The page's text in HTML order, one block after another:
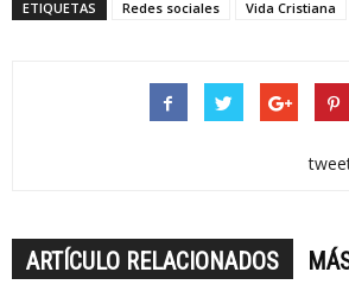
ETIQUETAS Redes sociales Vida Cristiana
ARTÍCULO RELACIONADOS